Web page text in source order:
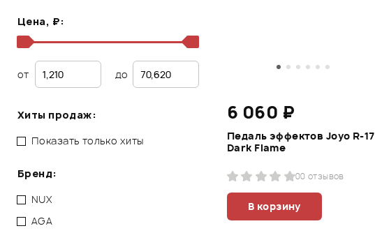
Цена, ₽:
от до
Хиты продаж:
Показать только хиты
Бренд:
NUX
AGA
6 060 ₽
Педаль эффектов Joyo R-17
Dark Flame
00 отзывов
В корзину